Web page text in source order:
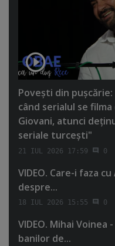
Poveşti din
când serialul se filma
Giovani, atunci
seriale turceşti"
21 IUL 2026 17:59 0
VIDEO. Care-i faza
despre...
18 IUL 2026 15:55 0
VIDEO. Mihai
banilor de...